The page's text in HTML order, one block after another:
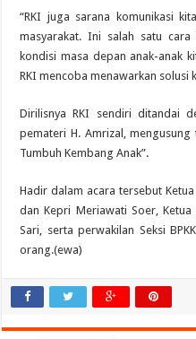
“RKI juga sarana komunikasi
masyarakat. Ini salah satu
kondisi masa depan anak-anak
RKI mencoba menawarkan solusi
Dirilisnya RKI sendiri ditandai
pemateri H. Amrizal, mengusung
Tumbuh Kembang Anak”.
Hadir dalam acara tersebut Ketua
dan Kepri Meriawati Soer, Ketua
Sari, serta perwakilan Seksi
orang.(ewa)